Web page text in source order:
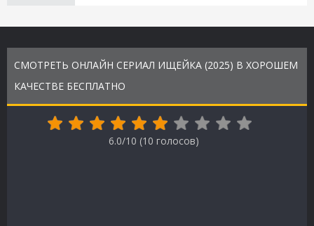
СМОТРЕТЬ ОНЛАЙН СЕРИАЛ ИЩЕЙКА (2025) В ХОРОШЕМ
КАЧЕСТВЕ БЕСПЛАТНО
6.0/10 (10 голосов)